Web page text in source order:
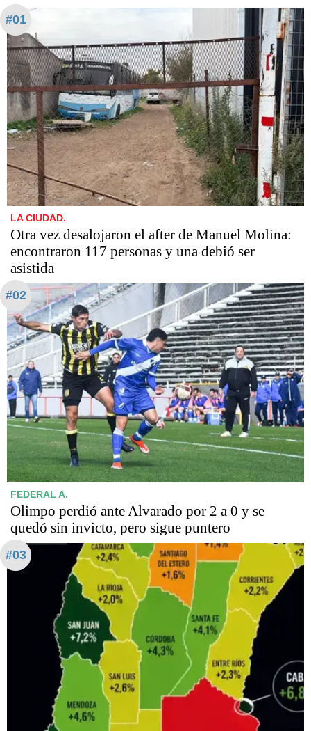
#01
LA CIUDAD.
Otra vez desalojaron el after de Manuel Molina:
encontraron 117 personas y una debió ser
asistida
#02
FEDERAL A.
Olimpo perdió ante Alvarado por 2 a 0 y se
quedó sin invicto, pero sigue puntero
#03